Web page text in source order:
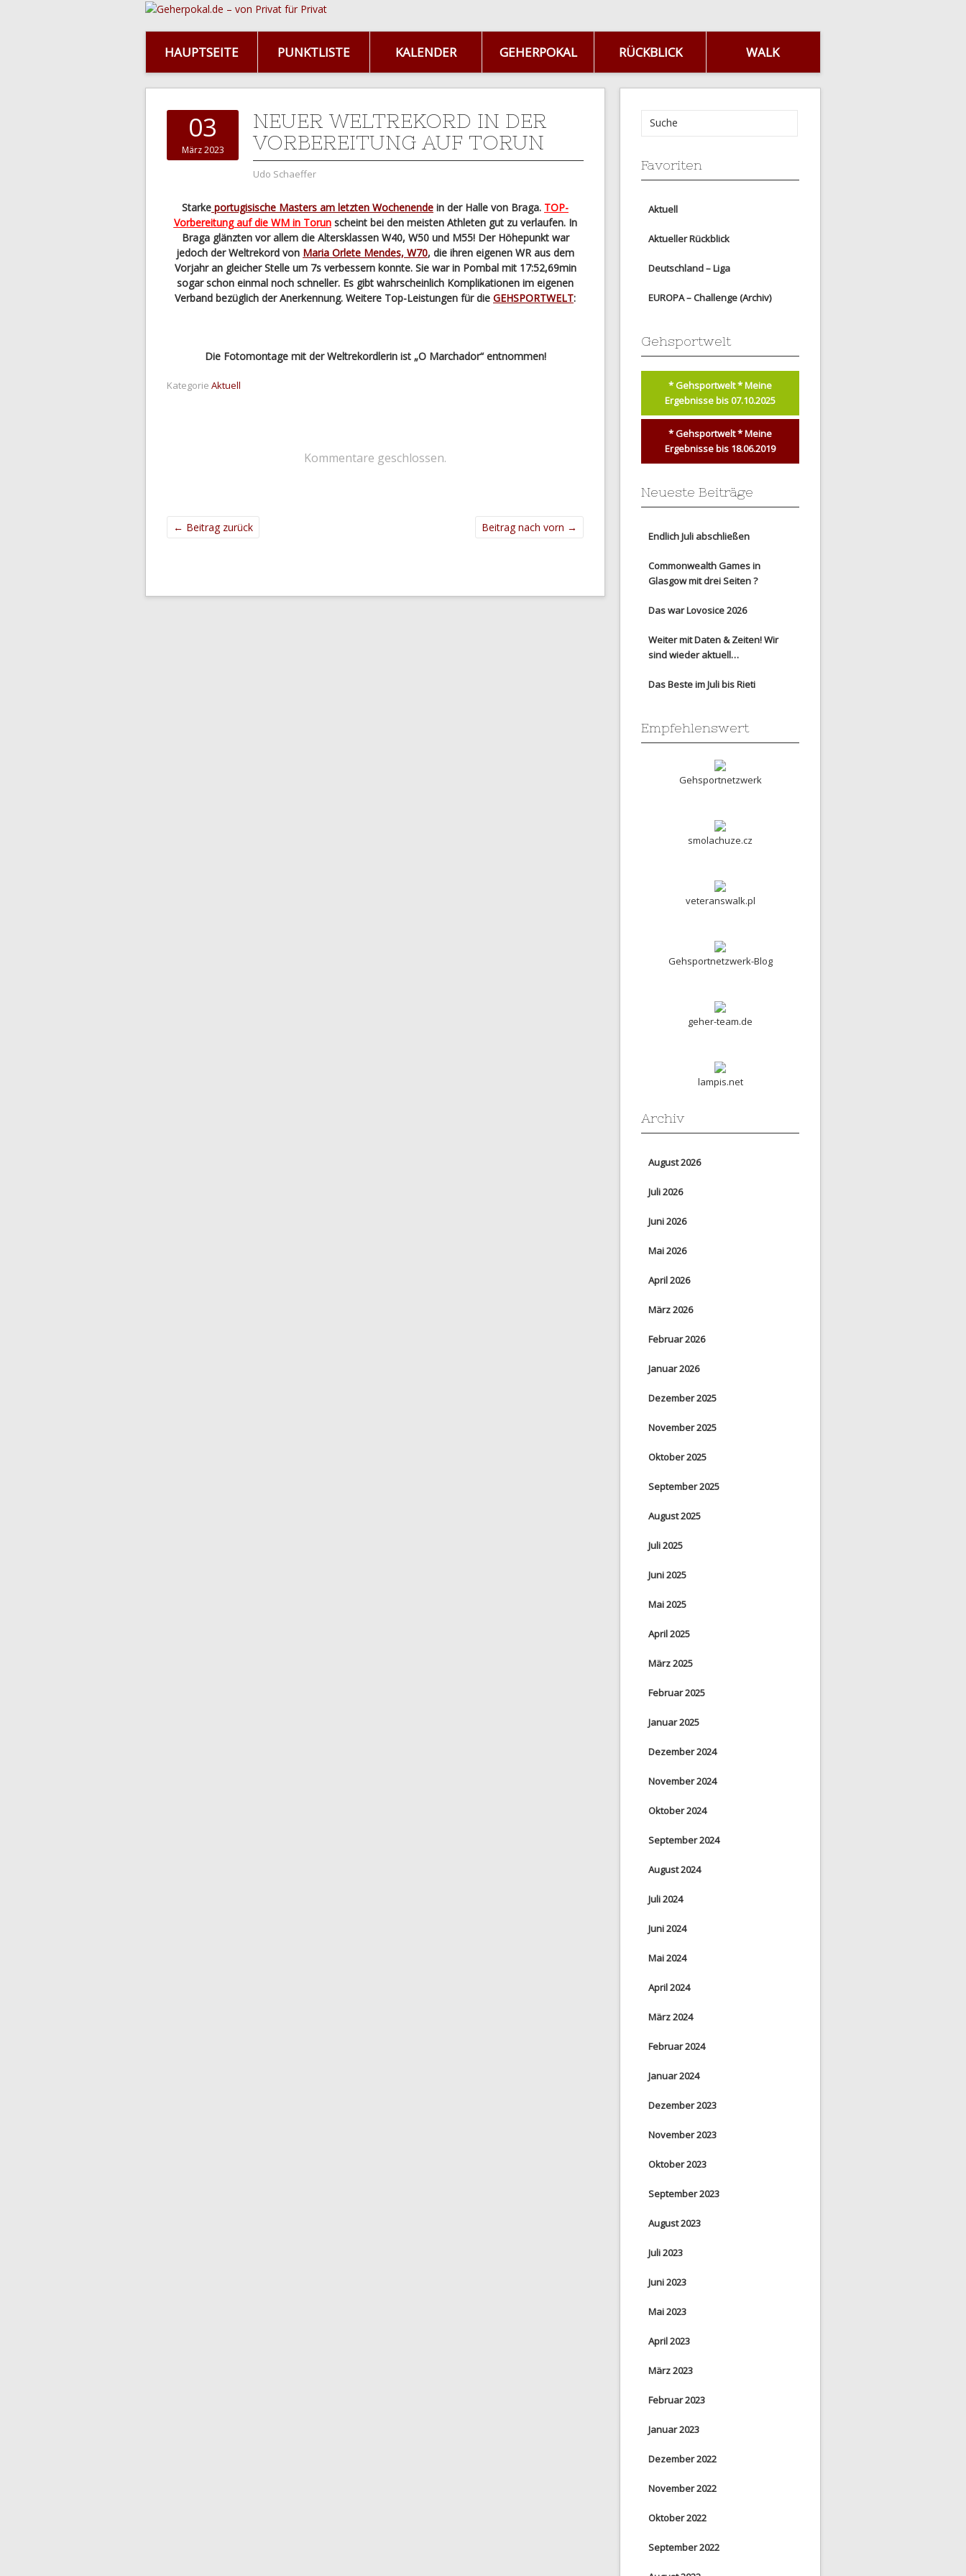
HAUPTSEITE PUNKTLISTE KALENDER GEHERPOKAL RÜCKBLICK WALK
03
März 2023
NEUER WELTREKORD IN DER
VORBEREITUNG AUF TORUN
Udo Schaeffer
Starke portugisische Masters am letzten Wochenende in der Halle von Braga. TOP-
Vorbereitung auf die WM in Torunscheint bei den meisten Athleten gut zu verlaufen. In
Braga glänzten vor allem die Altersklassen W40, W50 und M55! Der Höhepunkt war
jedoch der Weltrekord von Maria Orlete Mendes, W70, die ihren eigenen WR aus dem
Vorjahr an gleicher Stelle um 7s verbessern konnte. Sie war in Pombal mit 17:52,69min
sogar schon einmal noch schneller. Es gibt wahrscheinlich Komplikationen im eigenen
Verband bezüglich der Anerkennung. Weitere Top-Leistungen für die GEHSPORTWELT:
Die Fotomontage mit der Weltrekordlerin ist „O Marchador“ entnommen!
Kategorie Aktuell
Kommentare geschlossen.
← Beitrag zurück Beitrag nach vorn →
Favoriten
Aktuell
Aktueller Rückblick
Deutschland – Liga
EUROPA – Challenge (Archiv)
Gehsportwelt
* Gehsportwelt * Meine
Ergebnisse bis 07.10.2025
* Gehsportwelt * Meine
Ergebnisse bis 18.06.2019
Neueste Beiträge
Endlich Juli abschließen
Commonwealth Games in
Glasgow mit drei Seiten ?
Das war Lovosice 2026
Weiter mit Daten & Zeiten! Wir
sind wieder aktuell…
Das Beste im Juli bis Rieti
Empfehlenswert
Gehsportnetzwerk
smolachuze.cz
veteranswalk.pl
Gehsportnetzwerk-Blog
geher-team.de
lampis.net
Archiv
August 2026
Juli 2026
Juni 2026
Mai 2026
April 2026
März 2026
Februar 2026
Januar 2026
Dezember 2025
November 2025
Oktober 2025
September 2025
August 2025
Juli 2025
Juni 2025
Mai 2025
April 2025
März 2025
Februar 2025
Januar 2025
Dezember 2024
November 2024
Oktober 2024
September 2024
August 2024
Juli 2024
Juni 2024
Mai 2024
April 2024
März 2024
Februar 2024
Januar 2024
Dezember 2023
November 2023
Oktober 2023
September 2023
August 2023
Juli 2023
Juni 2023
Mai 2023
April 2023
März 2023
Februar 2023
Januar 2023
Dezember 2022
November 2022
Oktober 2022
September 2022